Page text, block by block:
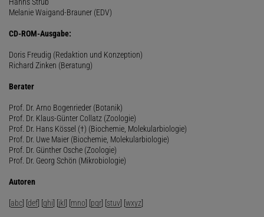
Melanie Waigand-Brauner (EDV)
CD-ROM-Ausgabe:
Doris Freudig (Redaktion und Konzeption)
Richard Zinken (Beratung)
Berater
Prof. Dr. Arno Bogenrieder (Botanik)
Prof. Dr. Klaus-Günter Collatz (Zoologie)
Prof. Dr. Hans Kössel (†) (Biochemie, Molekularbiologie)
Prof. Dr. Uwe Maier (Biochemie, Molekularbiologie)
Prof. Dr. Günther Osche (Zoologie)
Prof. Dr. Georg Schön (Mikrobiologie)
Autoren
[abc] [def] [ghi] [jkl] [mno] [pqr] [stuv] [wxyz]